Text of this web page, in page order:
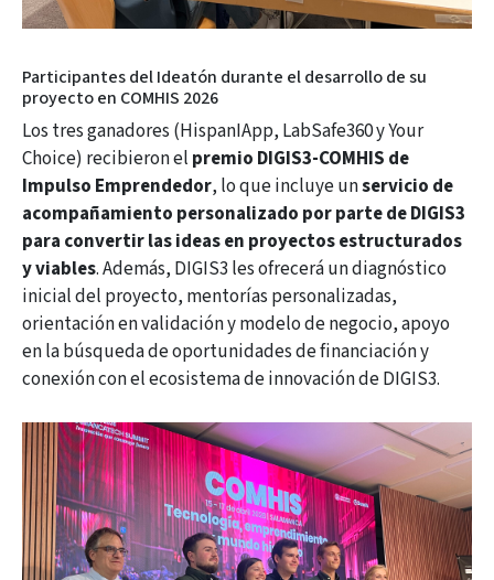
Participantes del Ideatón durante el desarrollo de su
proyecto en COMHIS 2026
Los tres ganadores (HispanIApp, LabSafe360 y Your
Choice) recibieron el premio DIGIS3-COMHIS de
Impulso Emprendedor, lo que incluye unservicio de
acompañamiento personalizado por parte de DIGIS3
para convertir las ideas en proyectos estructurados
y viables. Además, DIGIS3 les ofrecerá un diagnóstico
inicial del proyecto, mentorías personalizadas,
orientación en validación y modelo de negocio, apoyo
en la búsqueda de oportunidades de financiación y
conexión con el ecosistema de innovación de DIGIS3.